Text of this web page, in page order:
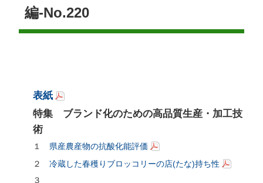
編-No.220
表紙
特集 ブランド化のための高品質生産・加工技
術
１ 県産農産物の抗酸化能評価
２ 冷蔵した春穫りブロッコリーの店(たな)持ち性
３